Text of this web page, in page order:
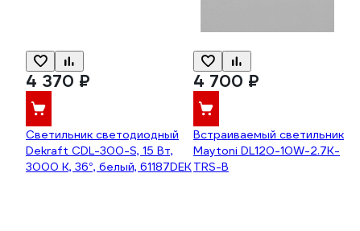
4 370 ₽
Светильник светодиодный
Dekraft CDL-300-S, 15 Вт,
3000 К, 36°, белый, 61187DEK
4 700 ₽
Встраиваемый светильник
Maytoni DL120-10W-2.7K-
TRS-B